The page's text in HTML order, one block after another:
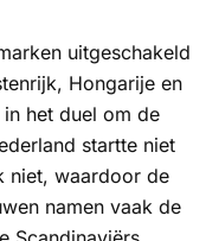
uitgeschakeld
Hongarije en
het duel om de
startte niet
niet, waardoor de
namen vaak de